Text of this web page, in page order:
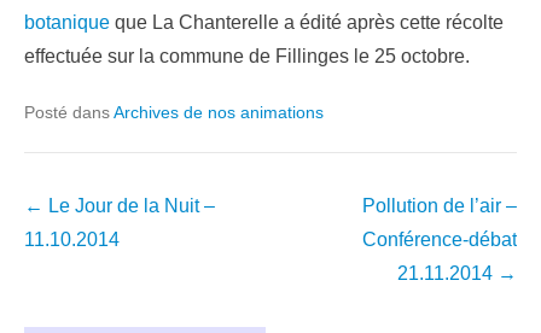
botanique que La Chanterelle a édité après cette récolte
effectuée sur la commune de Fillinges le 25 octobre.
Posté dansArchives de nos animations
Navigation
dans
← Le Jour de la Nuit –
11.10.2014
Pollution de l’air –
Conférence-débat
21.11.2014 →